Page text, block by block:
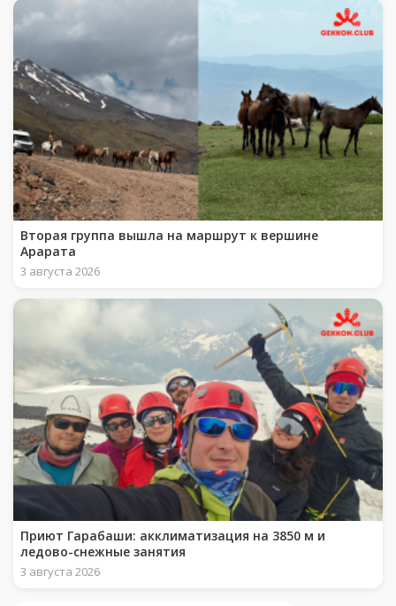
Вторая группа вышла на маршрут к вершине
Арарата
3 августа 2026
Приют Гарабаши: акклиматизация на 3850 м и
ледово-снежные занятия
3 августа 2026